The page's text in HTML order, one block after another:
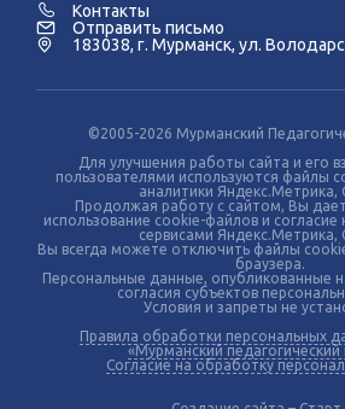
Контакты
Отправить письмо
183038, г. Мурманск, ул.
©2005-2026 Мурманский
Для улучшения работы сайта и его
пользователями используются файлы
аналитики Яндекс.Метрика,
Продолжая работу с сайтом, Вы
использование cookie-файлов и
сервисами Яндекс.Метрика,
Вы всегда можете отключить файлы
браузера.
Персональные данные, опубликованные
согласия субъектов
Условия и запреты не
Правила обработки персональных
«Мурманский
Согласие на обработку